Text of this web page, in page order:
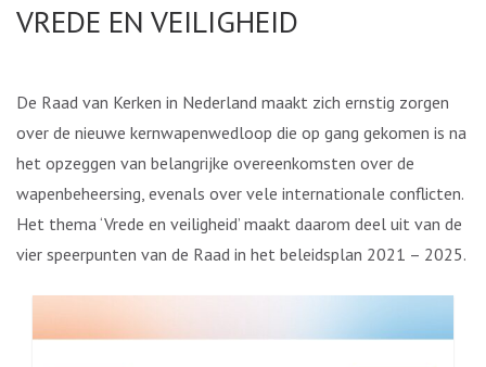
VREDE EN VEILIGHEID
De Raad van Kerken in Nederland maakt zich ernstig zorgen
over de nieuwe kernwapenwedloop die op gang gekomen is na
het opzeggen van belangrijke overeenkomsten over de
wapenbeheersing, evenals over vele internationale conflicten.
Het thema ‘Vrede en veiligheid’ maakt daarom deel uit van de
vier speerpunten van de Raad in het beleidsplan 2021 – 2025.